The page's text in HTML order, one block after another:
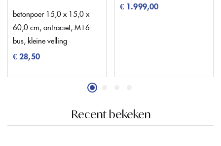
betonpoer 15,0 x 15,0 x
60,0 cm, antraciet, M16-
bus, kleine velling
€ 28,50
€ 1.999,00
Recent bekeken